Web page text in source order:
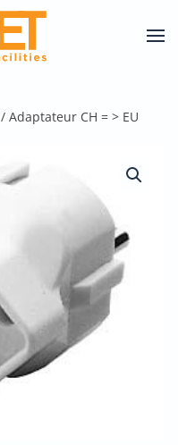
/ Adaptateur CH = > EU